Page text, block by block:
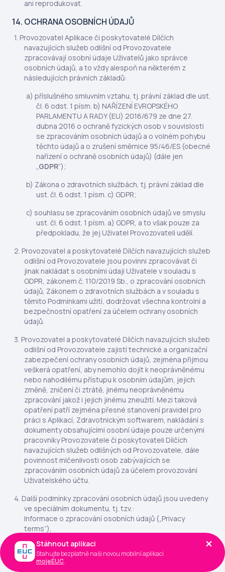
ani reprodukovat.
14. OCHRANA OSOBNÍCH ÚDAJŮ
Provozovatel Aplikace či poskytovatelé Dílčích
navazujících služeb odlišní od Provozovatele
zpracovávají osobní údaje Uživatelů jako správce
osobních údajů, a to vždy alespoň na některém z
následujících právních základů:
příslušného smluvním vztahu, tj. právní základ dle ust.
čl. 6 odst. 1 písm. b) NAŘÍZENÍ EVROPSKÉHO
PARLAMENTU A RADY (EU) 2016/679 ze dne 27.
dubna 2016 o ochraně fyzických osob v souvislosti
se zpracováním osobních údajů a o volném pohybu
těchto údajů a o zrušení směrnice 95/46/ES (obecné
nařízení o ochraně osobních údajů) (dále jen
„GDPR”);
Zákona o zdravotních službách, tj. právní základ dle
ust. čl. 6 odst. 1 písm. c) GDPR;
souhlasu se zpracováním osobních údajů ve smyslu
ust. čl. 6 odst. 1 písm. a) GDPR, a to však pouze za
předpokladu, že jej Uživatel Provozovateli udělí.
Provozovatel a poskytovatelé Dílčích navazujících služeb
odlišní od Provozovatele jsou povinni zpracovávat či
jinak nakládat s osobními údaji Uživatele v souladu s
GDPR, zákonem č. 110/2019 Sb., o zpracování osobních
údajů, Zákonem o zdravotních službách a v souladu s
těmito Podmínkami užití, dodržovat všechna kontrolní a
bezpečnostní opatření za účelem ochrany osobních
údajů.
Provozovatel a poskytovatelé Dílčích navazujících služeb
odlišní od Provozovatele zajistí technické a organizační
zabezpečení ochrany osobních údajů, zejména přijmou
veškerá opatření, aby nemohlo dojít k neoprávněnému
nebo nahodilému přístupu k osobním údajům, jejich
změně, zničení či ztrátě, jinému neoprávněnému
zpracování jakož i jejich jinému zneužití. Mezi taková
opatření patří zejména přesné stanovení pravidel pro
práci s Aplikací, Zdravotnickým softwarem, nakládání s
dokumenty obsahujícími osobní údaje pouze určenými
pracovníky Provozovatele či poskytovateli Dílčích
navazujících služeb odlišných od Provozovatele, dále
povinnost mlčenlivosti osob zabývajících se
zpracováním osobních údajů za účelem provozování
Uživatelského účtu.
Další podmínky zpracování osobních údajů jsou uvedeny
ve speciálním dokumentu, tj. tzv.:
Informace o zpracování osobních údajů („Privacy
terms”),
který je též zpřístupněn v online prostředí internetové
stránky a Aplikace, a jeho prostřednictvím si
Stáhnout aplikaci
Stahujte bezplatně naši novou mobilní aplikaci
mojeEUC.